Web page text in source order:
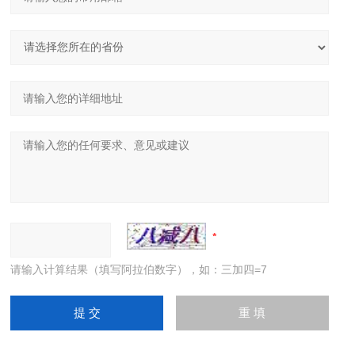
请输入计算结果（填写阿拉伯数字），如：三加四=7